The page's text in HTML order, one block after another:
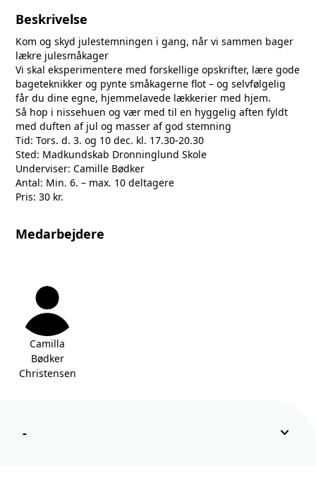
Beskrivelse
Kom og skyd julestemningen i gang, når vi sammen bager
lækre julesmåkager
Vi skal eksperimentere med forskellige opskrifter, lære gode
bageteknikker og pynte småkagerne flot – og selvfølgelig
får du dine egne, hjemmelavede lækkerier med hjem.
Så hop i nissehuen og vær med til en hyggelig aften fyldt
med duften af jul og masser af god stemning
Tid: Tors. d. 3. og 10 dec. kl. 17.30-20.30
Sted: Madkundskab Dronninglund Skole
Underviser: Camille Bødker
Antal: Min. 6. – max. 10 deltagere
Pris: 30 kr.
Medarbejdere
Camilla
Bødker
Christensen
- keyboard_arrow_down